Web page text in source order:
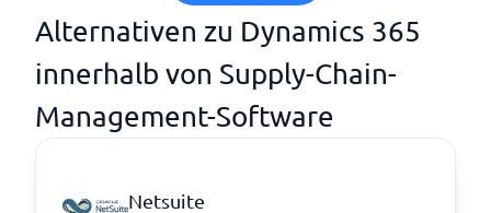
Alternativen zu Dynamics 365
innerhalb von Supply-Chain-
Management-Software
Netsuite